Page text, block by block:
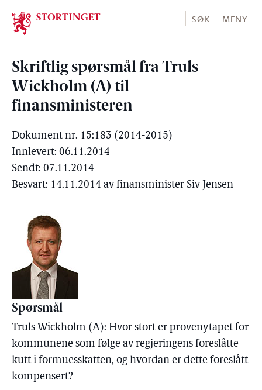
Stortinget.no
SØK MENY
Skriftlig spørsmål fra Truls
Wickholm (A) til
finansministeren
Dokument nr. 15:183 (2014-2015)
Innlevert: 06.11.2014
Sendt: 07.11.2014
Besvart: 14.11.2014 av finansminister Siv Jensen
Spørsmål
Truls Wickholm (A): Hvor stort er provenytapet for
kommunene som følge av regjeringens foreslåtte
kutt i formuesskatten, og hvordan er dette foreslått
kompensert?